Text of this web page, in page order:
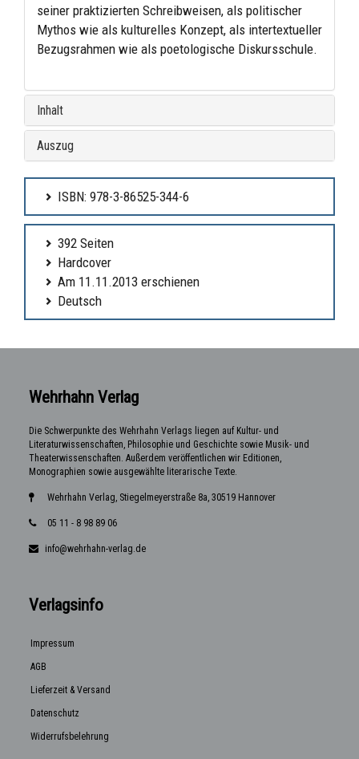
seiner praktizierten Schreibweisen, als politischer
Mythos wie als kulturelles Konzept, als intertextueller
Bezugsrahmen wie als poetologische Diskursschule.
Inhalt
Auszug
ISBN: 978-3-86525-344-6
392 Seiten
Hardcover
Am 11.11.2013 erschienen
Deutsch
Wehrhahn Verlag
Die Schwerpunkte des Wehrhahn Verlags liegen auf Kultur- und
Literaturwissenschaften, Philosophie und Geschichte sowie Musik- und
Theaterwissenschaften. Außerdem veröffentlichen wir Editionen,
Monographien sowie ausgewählte literarische Texte.
Wehrhahn Verlag, Stiegelmeyerstraße 8a, 30519 Hannover
05 11 - 8 98 89 06
info@wehrhahn-verlag.de
Verlagsinfo
Impressum
AGB
Lieferzeit & Versand
Datenschutz
Widerrufsbelehrung